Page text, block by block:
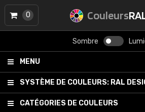
Couleurs
Sombre
MENU
SYSTÈME DE COULEURS: RAL
CATÉGORIES DE COULEURS
0